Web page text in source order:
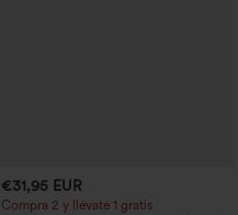
€31,95 EUR
Compra 2 y llévate 1 gratis